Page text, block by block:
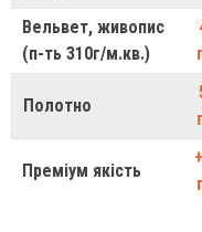
Вельвет, живопис
(п-ть 310г/м.кв.)
Полотно
Преміум якість